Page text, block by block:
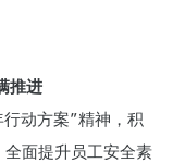
推进
动方案”精神，积
面提升员工安全素